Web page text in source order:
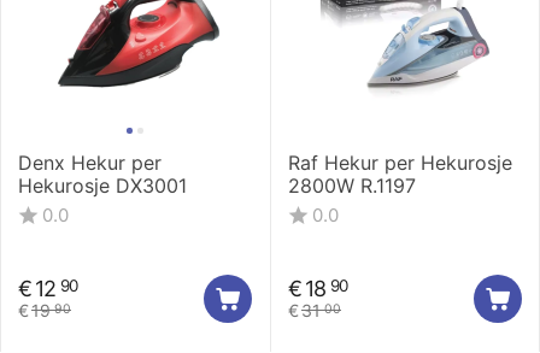
Denx Hekur per
Hekurosje DX3001
0.0
€19 90
€12 90
Raf Hekur per Hekurosje
2800W R.1197
0.0
€31 00
€18 90